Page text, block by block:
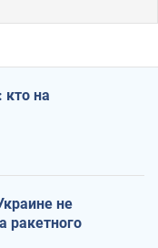
кто на
не
ракетного